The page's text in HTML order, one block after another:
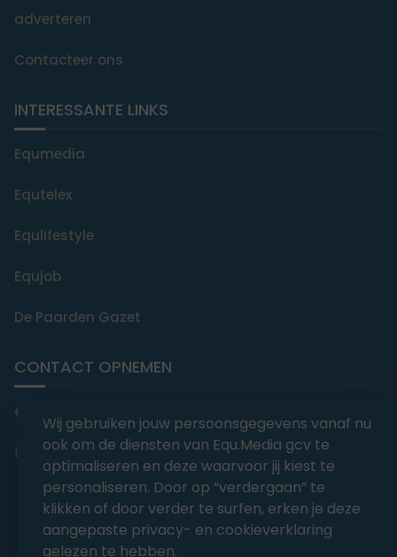
adverteren
Contacteer ons
INTERESSANTE LINKS
Equmedia
Equtelex
Equlifestyle
Equjob
De Paarden Gazet
CONTACT OPNEMEN
editorial@equmedia.be
Langendamdreef 22 9880 Aalter België
Wij gebruiken jouw persoonsgegevens vanaf nu
ook om de diensten van Equ.Media gcv te
optimaliseren en deze waarvoor jij kiest te
personaliseren. Door op “verdergaan” te
klikken of door verder te surfen, erken je deze
aangepaste privacy- en cookieverklaring
gelezen te hebben.